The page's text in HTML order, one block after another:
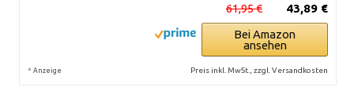
43,89 €
61,95 €
Bei Amazon
ansehen
* Anzeige Preis inkl. MwSt., zzgl. Versandkosten